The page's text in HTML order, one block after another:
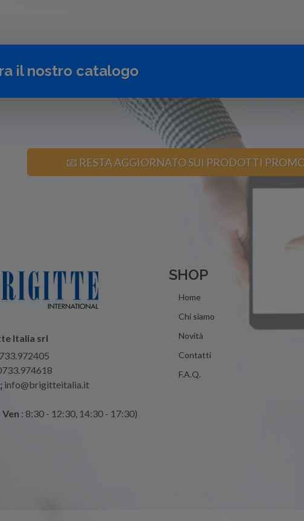
il nostro catalogo
📧 RESTA AGGIORNATO SUI PRODOTTI
Italia srl
info@brigitteitalia.it
Ven : 8:30 - 12:30, 14:30 - 17:30)
SHOP
Home
Chi siamo
Novità
Contatti
F.A.Q.